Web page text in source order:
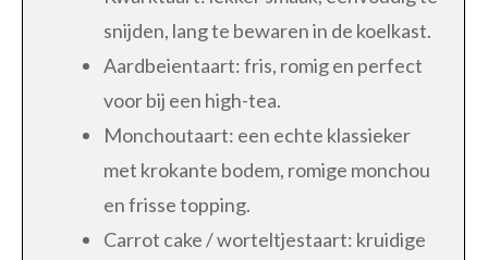
snijden, lang te bewaren in de koelkast.
Aardbeientaart: fris, romig en perfect
voor bij een high-tea.
Monchoutaart: een echte klassieker
met krokante bodem, romige monchou
en frisse topping.
Carrot cake / worteltjestaart: kruidige